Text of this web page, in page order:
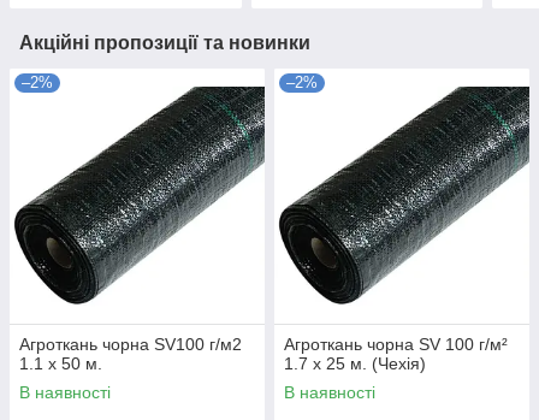
Акційні пропозиції та новинки
–2%
Агроткань чорна SV100 г/м2
1.1 х 50 м.
В наявності
–2%
Агроткань чорна SV 100 г/м²
1.7 х 25 м. (Чехія)
В наявності